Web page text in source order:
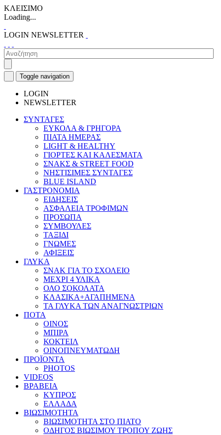
ΚΛΕΙΣΙΜΟ
Loading...
LOGIN NEWSLETTER
Toggle navigation
LOGIN
NEWSLETTER
ΣΥΝΤΑΓΕΣ
ΕΥΚΟΛΑ & ΓΡΗΓΟΡΑ
ΠΙΑΤΑ ΗΜΕΡΑΣ
LIGHT & HEALTHY
ΓΙΟΡΤΕΣ ΚΑΙ ΚΑΛΕΣΜΑΤΑ
ΣΝΑΚΣ & STREET FOOD
ΝΗΣΤΙΣΙΜΕΣ ΣΥΝΤΑΓΕΣ
BLUE ISLAND
ΓΑΣΤΡΟΝΟΜΙΑ
ΕΙΔΗΣΕΙΣ
ΑΣΦΑΛΕΙΑ ΤΡΟΦΙΜΩΝ
ΠΡΟΣΩΠΑ
ΣΥΜΒΟΥΛΕΣ
ΤΑΞΙΔΙ
ΓΝΩΜΕΣ
ΑΦΙΞΕΙΣ
ΓΛΥΚΑ
ΣΝΑΚ ΓΙΑ ΤΟ ΣΧΟΛΕΙΟ
ΜΕΧΡΙ 4 ΥΛΙΚΑ
ΟΛΟ ΣΟΚΟΛΑΤΑ
ΚΛΑΣΙΚΑ+ΑΓΑΠΗΜΕΝΑ
ΤΑ ΓΛΥΚΑ ΤΩΝ ΑΝΑΓΝΩΣΤΡΙΩΝ
ΠΟΤΑ
ΟΙΝΟΣ
ΜΠΙΡΑ
ΚΟΚΤΕΙΛ
ΟΙΝΟΠΝΕΥΜΑΤΩΔΗ
ΠΡΟΪΟΝΤΑ
PHOTOS
VIDEOS
ΒΡΑΒΕΙΑ
ΚΥΠΡΟΣ
ΕΛΛΑΔΑ
ΒΙΩΣΙΜΟΤΗΤΑ
ΒΙΩΣΙΜΟΤΗΤΑ ΣΤΟ ΠΙΑΤΟ
ΟΔΗΓΟΣ ΒΙΩΣΙΜΟΥ ΤΡΟΠΟΥ ΖΩΗΣ